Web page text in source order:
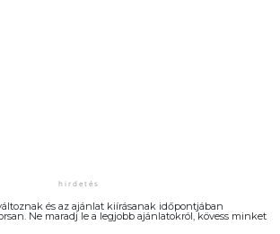
és az ajánlat kiírásanak időpontjában
Ne maradj le a legjobb ajánlatokról, kövess minket